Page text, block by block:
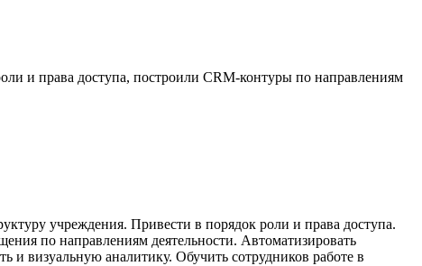
и права доступа, построили CRM-контуры по направлениям
учреждения. Привести в порядок роли и права доступа.
по направлениям деятельности. Автоматизировать
визуальную аналитику. Обучить сотрудников работе в